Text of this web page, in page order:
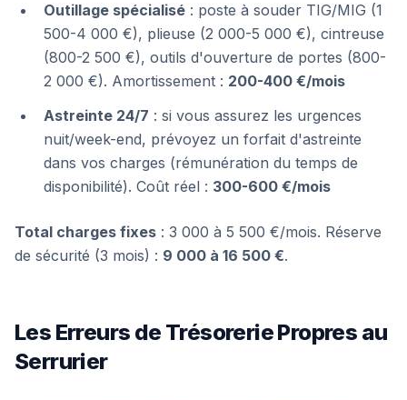
Outillage spécialisé : poste à souder TIG/MIG (1
500-4 000 €), plieuse (2 000-5 000 €), cintreuse
(800-2 500 €), outils d'ouverture de portes (800-
2 000 €). Amortissement : 200-400 €/mois
Astreinte 24/7 : si vous assurez les urgences
nuit/week-end, prévoyez un forfait d'astreinte
dans vos charges (rémunération du temps de
disponibilité). Coût réel : 300-600 €/mois
Total charges fixes : 3 000 à 5 500 €/mois. Réserve
de sécurité (3 mois) : 9 000 à 16 500 €.
Les Erreurs de Trésorerie Propres au
Serrurier